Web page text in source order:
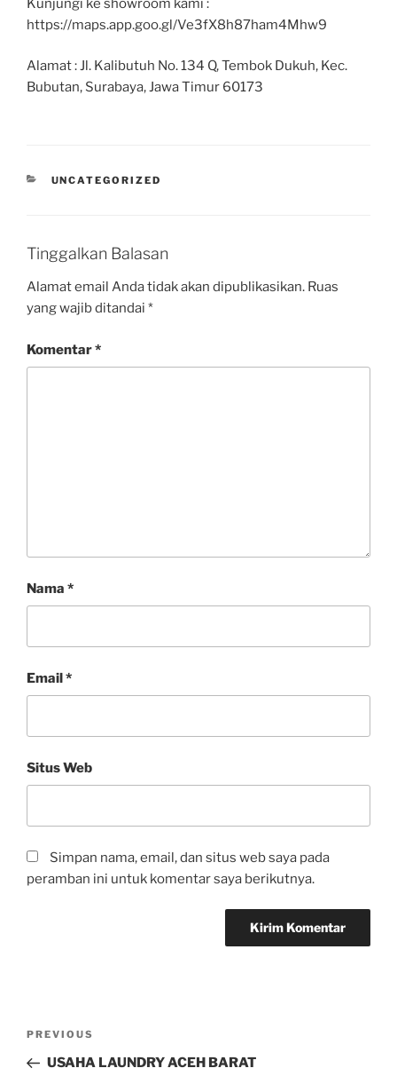
Kunjungi ke showroom kami :
https://maps.app.goo.gl/Ve3fX8h87ham4Mhw9
Alamat : Jl. Kalibutuh No. 134 Q, Tembok Dukuh, Kec.
Bubutan, Surabaya, Jawa Timur 60173
UNCATEGORIZED
Tinggalkan Balasan
Alamat email Anda tidak akan dipublikasikan. Ruas
yang wajib ditandai *
Komentar*
Nama *
Email*
Situs Web
Simpan nama, email, dan situs web saya pada
peramban ini untuk komentar saya berikutnya.
PREVIOUS
USAHA LAUNDRY ACEH BARAT